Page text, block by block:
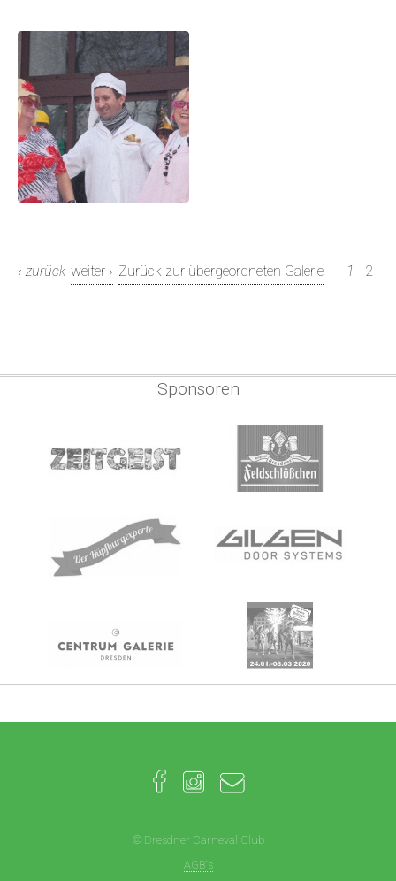
‹ zurück weiter › Zurück zur übergeordneten Galerie 1 2
Sponsoren
© Dresdner Carneval Club
AGB´s